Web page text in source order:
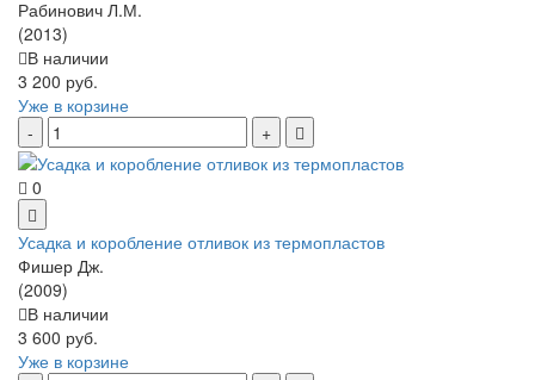
Рабинович Л.М.
(2013)
В наличии
3 200 руб.
Уже в корзине
0
Усадка и коробление отливок из термопластов
Фишер Дж.
(2009)
В наличии
3 600 руб.
Уже в корзине